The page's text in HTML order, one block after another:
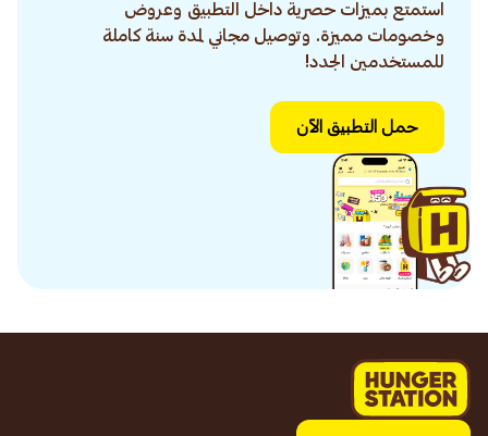
استمتع بميزات حصرية داخل التطبيق وعروض
وخصومات مميزة. وتوصيل مجاني لمدة سنة كاملة
للمستخدمين الجدد!
حمل التطبيق الآن